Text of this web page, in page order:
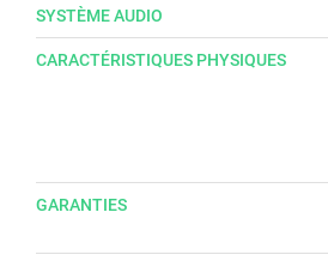
SYSTÈME AUDIO
CARACTÉRISTIQUES PHYSIQUES
GARANTIES